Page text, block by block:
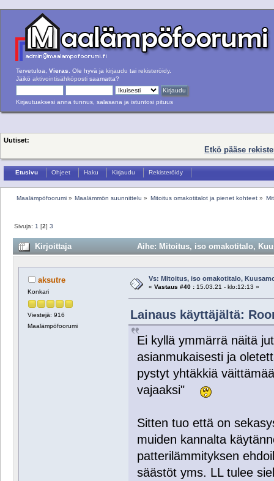
Tervetuloa, Vieras . Ole hyvä ja kirjaudu tai rekisteröidy.
Jäikö aktivointisähköposti saamatta?
Kirjautuaksesi anna tunnus, salasana ja istuntosi pituus
Uutiset:
Etkö pääse
Etusivu Ohjeet Haku Kirjaudu Rekisteröidy
Maalämpöfoorumi» Maalämmön suunnittelu » Mitoitus omakotitalot ja pienet kohteet »
Sivuja: 1 [2]3
Kirjoittaja Aihe: Mitoitus, iso omakotitalo,
aksutre
Konkari
Viestejä: 916
Maalämpöfoorumi
Vs: Mitoitus, iso omakotitalo,
« Vastaus #40 :15.03.21 - klo:12:13 »
Lainaus käyttäjältä:
Ei kyllä ymmärrä näitä
asianmukaisesti ja
pystyt yhtäkkiä
vajaaksi"
Sitten tuo että on
muiden kannalta
patterilämmityksen
säästöt yms. LL tulee